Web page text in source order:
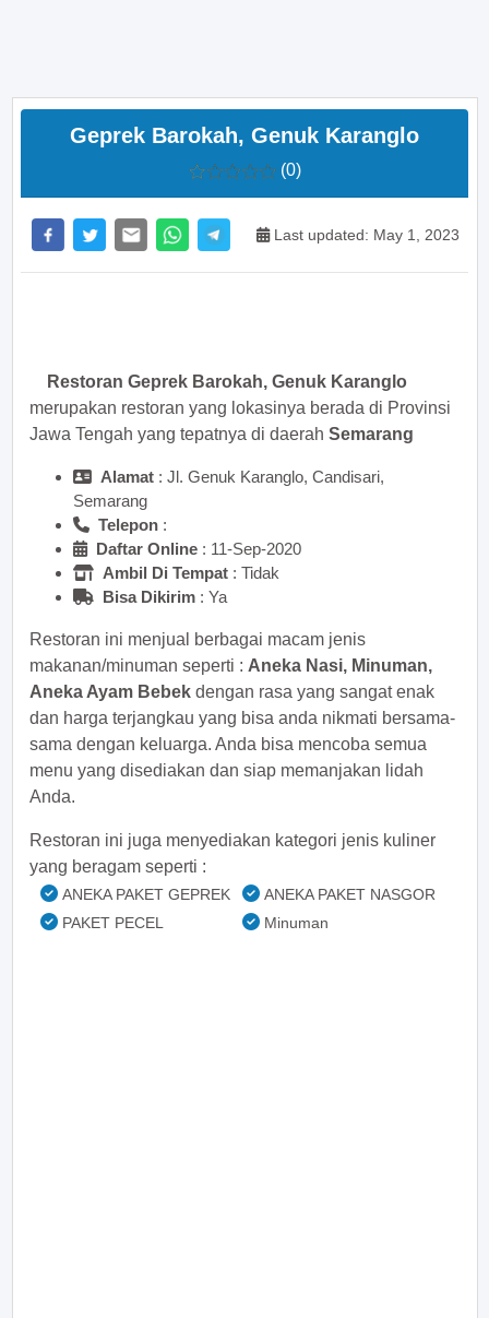
Geprek Barokah, Genuk Karanglo
(0)
Last updated: May 1, 2023
Restoran Geprek Barokah, Genuk Karanglo
merupakan restoran yang lokasinya berada di Provinsi
Jawa Tengah yang tepatnya di daerah Semarang
Alamat : Jl. Genuk Karanglo, Candisari,
Semarang
Telepon :
Daftar Online : 11-Sep-2020
Ambil Di Tempat : Tidak
Bisa Dikirim : Ya
Restoran ini menjual berbagai macam jenis
makanan/minuman seperti : Aneka Nasi, Minuman,
Aneka Ayam Bebek dengan rasa yang sangat enak
dan harga terjangkau yang bisa anda nikmati bersama-
sama dengan keluarga. Anda bisa mencoba semua
menu yang disediakan dan siap memanjakan lidah
Anda.
Restoran ini juga menyediakan kategori jenis kuliner
yang beragam seperti :
ANEKA PAKET GEPREK
ANEKA PAKET NASGOR
PAKET PECEL
Minuman